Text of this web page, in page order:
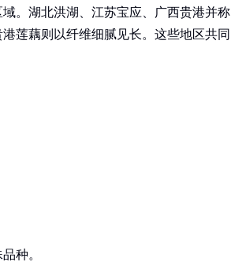
。湖北洪湖、江苏宝应、广西贵港并称
莲藕则以纤维细腻见长。这些地区共同
种。